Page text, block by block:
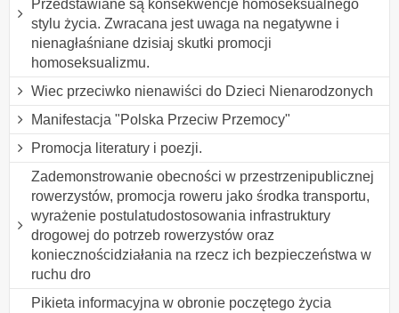
Przedstawiane są konsekwencje homoseksualnego
stylu życia. Zwracana jest uwaga na negatywne i
nienagłaśniane dzisiaj skutki promocji
homoseksualizmu.
Wiec przeciwko nienawiści do Dzieci Nienarodzonych
Manifestacja "Polska Przeciw Przemocy"
Promocja literatury i poezji.
Zademonstrowanie obecności w przestrzenipublicznej
rowerzystów, promocja roweru jako środka transportu,
wyrażenie postulatudostosowania infrastruktury
drogowej do potrzeb rowerzystów oraz
koniecznościdziałania na rzecz ich bezpieczeństwa w
ruchu dro
Pikieta informacyjna w obronie poczętego życia